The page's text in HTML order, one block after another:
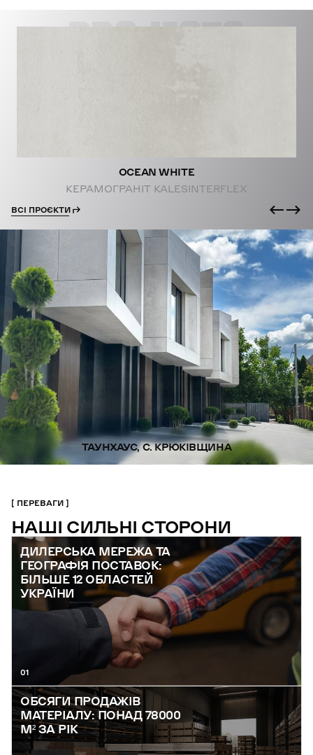
PROJECTS
OCEAN WHITE
КЕРАМОГРАНІТ KALESINTERFLEX
ВСІ ПРОЄКТИ
ТАУНХАУС, С. КРЮКІВЩИНА
ПЕРЕВАГИ
НАШІ СИЛЬНІ СТОРОНИ
ДИЛЕРСЬКА МЕРЕЖА ТА
ГЕОГРАФІЯ ПОСТАВОК:
БІЛЬШЕ 12 ОБЛАСТЕЙ
УКРАЇНИ
01
ОБСЯГИ ПРОДАЖІВ
МАТЕРІАЛУ: ПОНАД 78000
М² ЗА РІК